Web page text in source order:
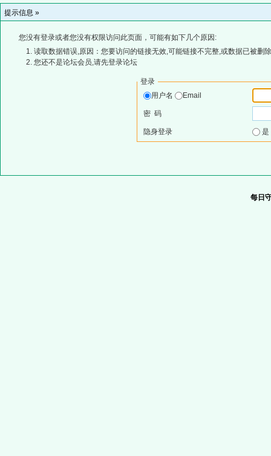
提示信息 »
您没有登录或者您没有权限访问此页面，可能有如下几个原因:
读取数据错误,原因：您要访问的链接无效,可能链接不完整,或数据已被删
您还不是论坛会员,请先登录论坛
登录
用户名
Email
密 码
隐身登录
每日